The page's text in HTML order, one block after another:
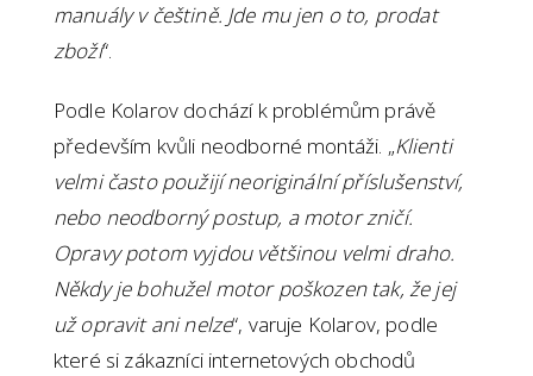
manuály v češtině. Jde mu jen o to, prodat
zboží“.
Podle Kolarov dochází k problémům právě
především kvůli neodborné montáži. „Klienti
velmi často použijí neoriginální příslušenství,
nebo neodborný postup, a motor zničí.
Opravy potom vyjdou většinou velmi draho.
Někdy je bohužel motor poškozen tak, že jej
už opravit ani nelze“, varuje Kolarov, podle
které si zákazníci internetových obchodů